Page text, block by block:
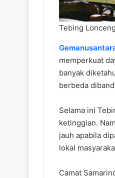
Tebing
memperkuat
banyak
berbeda
Selama ini
ketinggian.
jauh apabila
lokal
Camat